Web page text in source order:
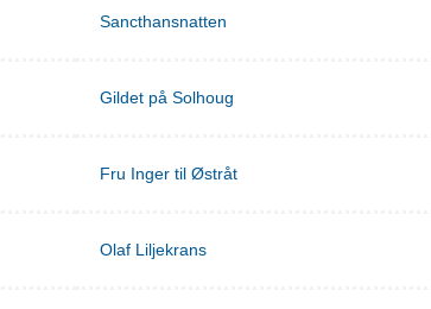
Sancthansnatten
Gildet på Solhoug
Fru Inger til Østråt
Olaf Liljekrans